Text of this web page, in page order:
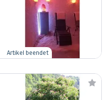
Artikel beendet